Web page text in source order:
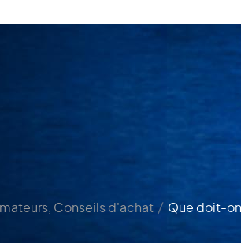
, Conseils d'achat / Que doit-